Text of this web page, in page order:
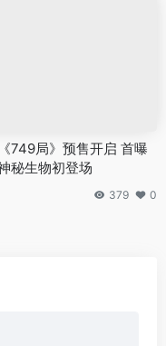
749局》预售开启 首曝
秘生物初登场
379 0